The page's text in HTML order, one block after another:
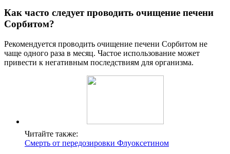
Как часто следует проводить очищение печени
Сорбитом?
Рекомендуется проводить очищение печени Сорбитом не
чаще одного раза в месяц. Частое использование может
привести к негативным последствиям для организма.
Читайте также:
Смерть от передозировки Флуоксетином